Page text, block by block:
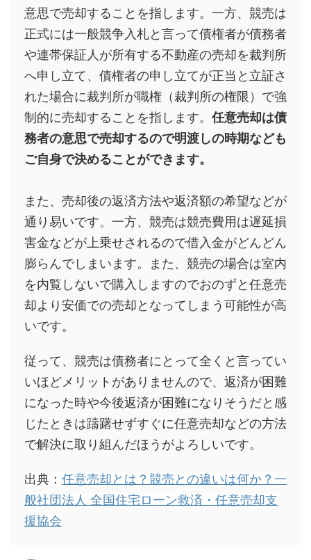
意思で売却することを指します。一方、競売は
正式には一般競争入札と言って債権者が債務者
や連帯保証人が所有する不動産の売却を裁判所
へ申し立て、債権者の申し立てが正当と立証さ
れた場合に裁判所が職権（裁判所の権限）で強
制的に売却することを指します。 任意売却は債
務者の意思で売却するので明渡しの時期なども
ご自身で決めることができます。
また、売却後の返済方法や返済額の希望などが
通り易いです。一方、競売は競売費用は遅延損
害金などが上乗せされるので借入金がどんどん
膨らんでしまいます。また、競売の場合は室内
を内覧しないで購入しますのでおのずと任意売
却より安価での売却となってしまう可能性が高
いです。
従って、競売は債務者にとって全くと言ってい
いほどメリットがありませんので、返済が困難
になった時や今後返済が困難になりそうだと感
じたときは躊躇せずすぐに任意売却などの方法
で解決に取り組んだほうがよろしいです。
出典： 任意売却とは？競売との違いは何か？一
般社団法人 全国住宅ローン救済・任意売却支
援協会